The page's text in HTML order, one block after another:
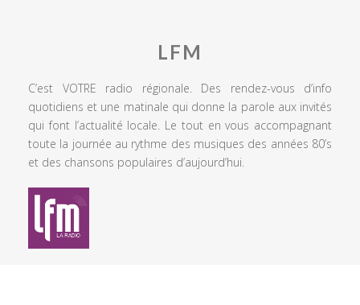
LFM
C’est VOTRE radio régionale. Des rendez-vous d’info
quotidiens et une matinale qui donne la parole aux invités
qui font l’actualité locale. Le tout en vous accompagnant
toute la journée au rythme des musiques des années 80’s
et des chansons populaires d’aujourd’hui.